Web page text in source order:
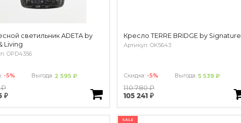
светильник ADETA by
Living
OPD4356
-5% Выгода: 2 595 ₽
₽
₽
Кресло TERRE BRIDGE by Signature
Артикул: OK5643
Скидка: -5% Выгода:5 539 ₽
110 780 ₽
105 241 ₽
SALE